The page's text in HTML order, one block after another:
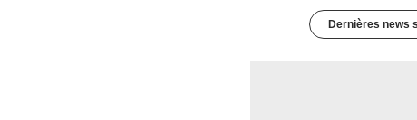
Dernières news